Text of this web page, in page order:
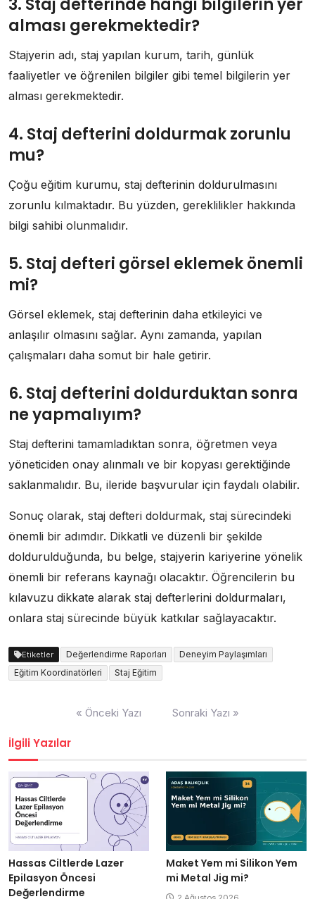
3. Staj defterinde hangi bilgilerin yer
alması gerekmektedir?
Stajyerin adı, staj yapılan kurum, tarih, günlük
faaliyetler ve öğrenilen bilgiler gibi temel bilgilerin yer
alması gerekmektedir.
4. Staj defterini doldurmak zorunlu
mu?
Çoğu eğitim kurumu, staj defterinin doldurulmasını
zorunlu kılmaktadır. Bu yüzden, gereklilikler hakkında
bilgi sahibi olunmalıdır.
5. Staj defteri görsel eklemek önemli
mi?
Görsel eklemek, staj defterinin daha etkileyici ve
anlaşılır olmasını sağlar. Aynı zamanda, yapılan
çalışmaları daha somut bir hale getirir.
6. Staj defterini doldurduktan sonra
ne yapmalıyım?
Staj defterini tamamladıktan sonra, öğretmen veya
yöneticiden onay alınmalı ve bir kopyası gerektiğinde
saklanmalıdır. Bu, ileride başvurular için faydalı olabilir.
Sonuç olarak, staj defteri doldurmak, staj sürecindeki
önemli bir adımdır. Dikkatli ve düzenli bir şekilde
doldurulduğunda, bu belge, stajyerin kariyerine yönelik
önemli bir referans kaynağı olacaktır. Öğrencilerin bu
kılavuzu dikkate alarak staj defterlerini doldurmaları,
onlara staj sürecinde büyük katkılar sağlayacaktır.
Etiketler Değerlendirme Raporları
Deneyim Paylaşımları
Eğitim Koordinatörleri
Staj Eğitim
« Önceki Yazı Sonraki Yazı »
İlgili Yazılar
Hassas Ciltlerde Lazer
Epilasyon Öncesi
Değerlendirme
Maket Yem mi Silikon Yem
mi Metal Jig mi?